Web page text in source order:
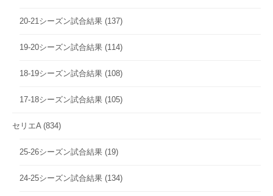
20-21シーズン試合結果 (137)
19-20シーズン試合結果 (114)
18-19シーズン試合結果 (108)
17-18シーズン試合結果 (105)
セリエA (834)
25-26シーズン試合結果 (19)
24-25シーズン試合結果 (134)